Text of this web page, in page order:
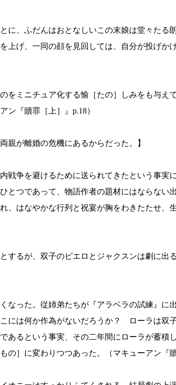
に、ふだんはおとなしいこの末娘は堂々た
上げ、一同の顔を見回しては、自分が投げ
をミニチュア化する愉［たの］しみをも与
ン『贖罪［上］』p.18）
親が離婚の危機にあるからだった。】
戦争を避けるために送られてきたという事実
とつであって、物語作者の題材にはならな
はなやかな行列と祝宴が胸をわきたたせ、
するが、双子のピエロとジャクスンは劇に
なった。従姉弟たちが『アラベラの試練』に
には何か作為がないだろうか？ ローラは双
るという事実、その二年間にローラが蓄積
］に変わりつつあった。（マキューアン『贖